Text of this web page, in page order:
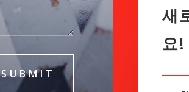
SUBMIT
새
요!